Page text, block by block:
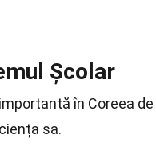
Școlar
în Coreea
sa.